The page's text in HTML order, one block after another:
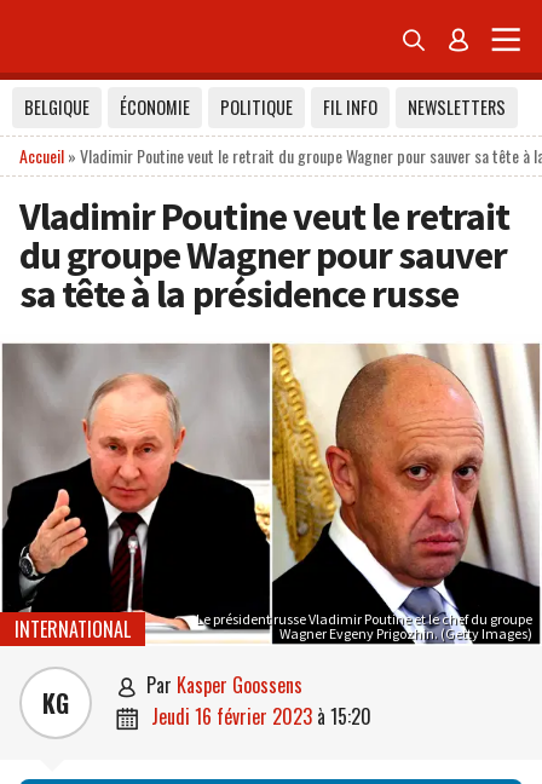
 
BELGIQUE ÉCONOMIE POLITIQUE FIL INFO
NEWSLETTERS
Accueil»Vladimir Poutine veut le retrait du groupe Wagner pour sauver sa tête à
Vladimir Poutine veut le retrait
du groupe Wagner pour sauver
sa tête à la présidence russe
Le président russe Vladimir Poutine et le chef du groupe
Wagner Evgeny Prigozhin. (Getty Images)
INTERNATIONAL
KG  par Kasper Goossens
 jeudi 16 février 2023 à 15:20